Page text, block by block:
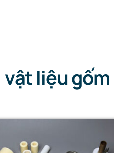
vật liệu